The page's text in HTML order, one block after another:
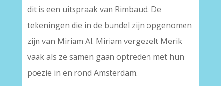
dit is een uitspraak van Rimbaud. De
tekeningen die in de bundel zijn opgenomen
zijn van Miriam Al. Miriam vergezelt Merik
vaak als ze samen gaan optreden met hun
poëzie in en rond Amsterdam.